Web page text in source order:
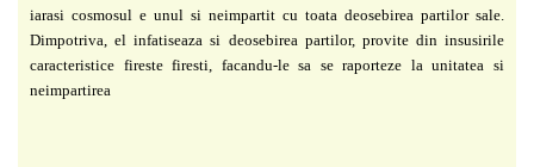
iarasi cosmosul e unul si neimpartit cu toata deosebirea partilor sale.
Dimpotriva, el infatiseaza si deosebirea partilor, provite din insusirile
caracteristice fireste firesti, facandu-le sa se raporteze la unitatea si
neimpartirea